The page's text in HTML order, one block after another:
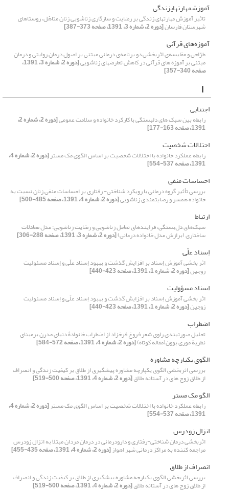
آموزش‏مهارت‏های‏ز‏ندگی
تاثیر آموزش مهارت‏های زندگی بر رضایت و سازگاری زناشویی زنان متاهّل، روستاهای
شهرستان فارسان[دوره 2، شماره 3، 1391، صفحه 373-387]
آموزه‌های قرآنی
طرّاحی و مقایسه‌ی اثربخشی دو برنامه‌ی درمانی مبتنی بر اصول درمان روایتی و درمان
مبتنی بر آموزه ‌های قرآنی در کاهش تعارض‏های زناشویی [دوره 2، شماره 3، 1391،
صفحه 340-357]
ا
اجتنابی
رابطه بین سبک های دلبستگی با کارکرد خانواده و سلامت عمومی [دوره 2، شماره 2،
1391، صفحه 163-177]
احتلالات شخصیت
رابطه عملکرد خانواده با اختلالات شخصیت بر اساس الگوی مک مستر [دوره 2، شماره 4،
1391، صفحه 537-554]
احساسات منفی
بررسی تأثیر گروه درمانی با رویکرد شناختی- رفتاری بر احساسات منفی زنان نسبت به
خانواده همسر و رضایتمندی زناشویی[دوره 2، شماره 4، 1391، صفحه 485-500]
ارتباط
سبک‌های دل‌بستگی، فرایندهای تعامل زناشویی و رضایت زناشویی: مدل معادلات
ساختاری (برازش مدل خانواده درمانی)[دوره 2، شماره 3، 1391، صفحه 288-306]
اِسناد علّی
اثر بخشی آموزش اِسناد بر افزایش گذشت و بهبود اِسناد علّی و اِسناد مسئولیت
زوجین[دوره 2، شماره 1، 1391، صفحه 423-440]
اِسناد مسؤولیت
اثر بخشی آموزش اِسناد بر افزایش گذشت و بهبود اِسناد علّی و اِسناد مسئولیت
زوجین[دوره 2، شماره 1، 1391، صفحه 423-440]
اضطراب
تحلیل صورتبندی راوی شعر فروغ فرخزاد از اضطراب خانوادۀ دنیای مدرن برمبنای
نظریۀ موری بوون(مقاله کوتاه)[دوره 2، شماره 4، 1391، صفحه 572-584]
الگوی یکپارچه مشاوره
بررسی اثربخشی الگوی یکپارچه مشاوره پیشگیری از طلاق بر کیفیت زندگی و انصراف
از طلاق زوج های در آستانه طلاق[دوره 2، شماره 4، 1391، صفحه 500-519]
الگو مک مستر
رابطه عملکرد خانواده با اختلالات شخصیت بر اساس الگوی مک مستر [دوره 2، شماره 4،
1391، صفحه 537-554]
انزال زودرس
اثربخشی درمان شناختی-رفتاری و دارودرمانی در درمان مردان مبتلا به انزال زودرس
مراجعه کننده به مراکز درمانی شهر اهواز[دوره 2، شماره 4، 1391، صفحه 435-455]
انصراف از طلاق
بررسی اثربخشی الگوی یکپارچه مشاوره پیشگیری از طلاق بر کیفیت زندگی و انصراف
از طلاق زوج های در آستانه طلاق[دوره 2، شماره 4، 1391، صفحه 500-519]